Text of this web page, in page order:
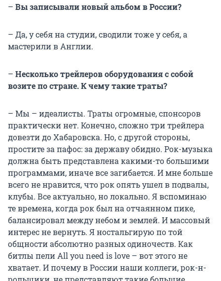
– Вы записывали новый альбом в России?
– Да, у себя на студии, сводили тоже у себя, а
мастерили в Англии.
– Несколько трейлеров оборудования с собой
возите по стране. К чему такие траты?
– Мы – идеалисты. Траты огромные, спонсоров
практически нет. Конечно, сложно три трейлера
довезти до Хабаровска. Но, с другой стороны,
простите за пафос: за державу обидно. Рок-музыка
должна быть представлена какими-то большими
программами, иначе все загибается. И мне больше
всего не нравится, что рок опять ушел в подвалы,
клубы. Все актуально, но локально. Я вспоминаю
те времена, когда рок был на отчаянном пике,
балансировал между небом и землей. И массовый
интерес не вернуть. Я ностальгирую по той
общности абсолютно разных одиночеств. Как
битлы пели All you need is love – вот этого не
хватает. И почему в России наши коллеги, рок-н-